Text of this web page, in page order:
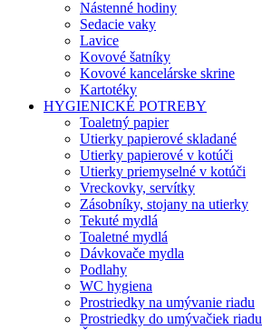
Nástenné hodiny
Sedacie vaky
Lavice
Kovové šatníky
Kovové kancelárske skrine
Kartotéky
HYGIENICKÉ POTREBY
Toaletný papier
Utierky papierové skladané
Utierky papierové v kotúči
Utierky priemyselné v kotúči
Vreckovky, servítky
Zásobníky, stojany na utierky
Tekuté mydlá
Toaletné mydlá
Dávkovače mydla
Podlahy
WC hygiena
Prostriedky na umývanie riadu
Prostriedky do umývačiek riadu